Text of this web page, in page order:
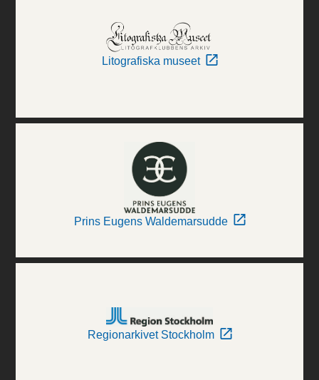
Litografiska museet
Prins Eugens Waldemarsudde
Regionarkivet Stockholm